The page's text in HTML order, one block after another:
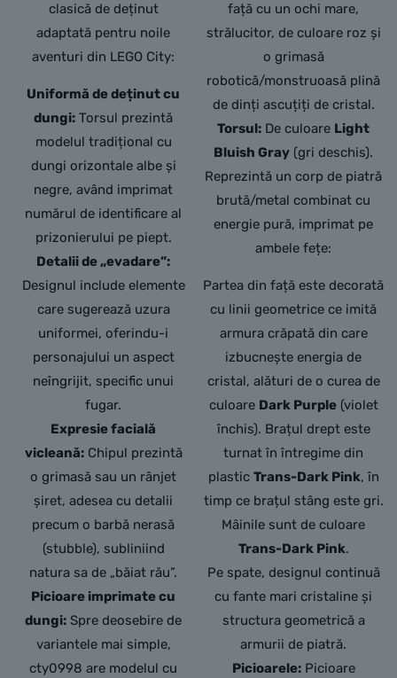
clasică de deținut
adaptată pentru noile
aventuri din LEGO City:
Uniformă de deținut cu
dungi: Torsul prezintă
modelul tradițional cu
dungi orizontale albe și
negre, având imprimat
numărul de identificare al
prizonierului pe piept.
Detalii de „evadare”:
Designul include elemente
care sugerează uzura
uniformei, oferindu-i
personajului un aspect
neîngrijit, specific unui
fugar.
Expresie facială
vicleană:Chipul prezintă
o grimasă sau un rânjet
șiret, adesea cu detalii
precum o barbă nerasă
(stubble), subliniind
natura sa de „băiat rău”.
Picioare imprimate cu
dungi: Spre deosebire de
variantele mai simple,
cty0998 are modelul cu
față cu un ochi mare,
strălucitor, de culoare roz și
o grimasă
robotică/monstruoasă plină
de dinți ascuțiți de cristal.
Torsul: De culoare Light
Bluish Gray (gri deschis).
Reprezintă un corp de piatră
brută/metal combinat cu
energie pură, imprimat pe
ambele fețe:
Partea din față este decorată
cu linii geometrice ce imită
armura crăpată din care
izbucnește energia de
cristal, alături de o curea de
culoare Dark Purple(violet
închis). Brațul drept este
turnat în întregime din
plastic Trans-Dark Pink, în
timp ce brațul stâng este gri.
Mâinile sunt de culoare
Trans-Dark Pink.
Pe spate, designul continuă
cu fante mari cristaline și
structura geometrică a
armurii de piatră.
Picioarele:Picioare